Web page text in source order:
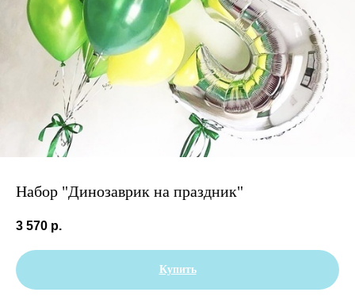
Набор "Динозаврик на праздник"
3 570 р.
Купить